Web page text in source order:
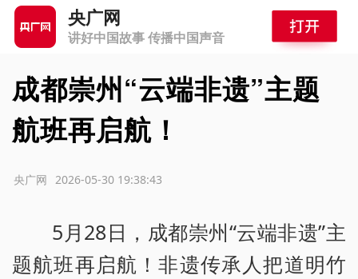
央广网
讲好中国故事 传播中国声音
成都崇州“云端非遗”主题
航班再启航！
2026-05-30 19:38:43
央广网
5月28日，成都崇州“云端非遗”主
题航班再启航！非遗传承人把道明竹